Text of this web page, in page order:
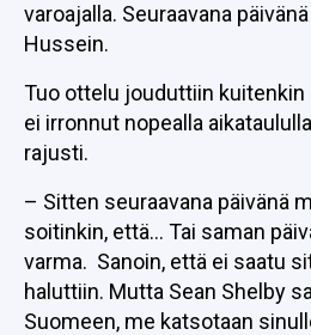
varoajalla. Seuraavana
Hussein.
Tuo ottelu jouduttiin kuitenkin
ei irronnut nopealla
rajusti.
– Sitten seuraavana päivänä
soitinkin, että… Tai saman
varma. Sanoin, että ei saatu
haluttiin. Mutta Sean Shelby
Suomeen, me katsotaan